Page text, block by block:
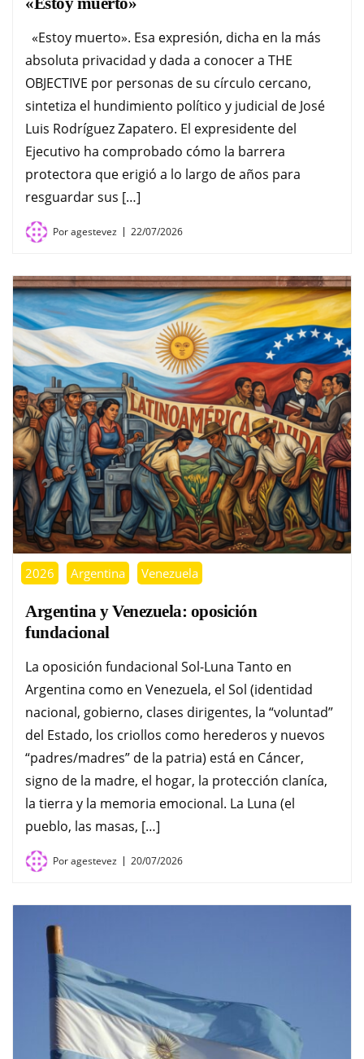
«Estoy muerto». Esa expresión, dicha en la más
absoluta privacidad y dada a conocer a THE
OBJECTIVE por personas de su círculo cercano,
sintetiza el hundimiento político y judicial de José
Luis Rodríguez Zapatero. El expresidente del
Ejecutivo ha comprobado cómo la barrera
protectora que erigió a lo largo de años para
resguardar sus […]
Poragestevez 22/07/2026
2026 Argentina Venezuela
Argentina y Venezuela: oposición
fundacional
La oposición fundacional Sol-Luna Tanto en
Argentina como en Venezuela, el Sol (identidad
nacional, gobierno, clases dirigentes, la “voluntad”
del Estado, los criollos como herederos y nuevos
“padres/madres” de la patria) está en Cáncer,
signo de la madre, el hogar, la protección claníca,
la tierra y la memoria emocional. La Luna (el
pueblo, las masas, […]
Poragestevez 20/07/2026